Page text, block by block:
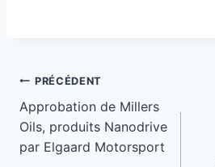
Navigation
de
l’article
PRÉCÉDENT
Approbation de Millers
Oils, produits Nanodrive
par Elgaard Motorsport